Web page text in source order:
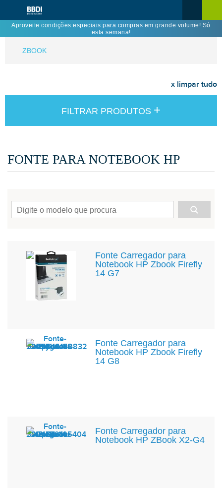
Aproveite condições especiais para compras em grande volume! Só
esta semana!
ZBOOK
x limpar tudo
FILTRAR PRODUTOS +
FONTE PARA NOTEBOOK HP
Fonte Carregador para
Notebook HP Zbook Firefly
14 G7
Fonte Carregador para
Notebook HP Zbook Firefly
14 G8
Fonte Carregador para
Notebook HP ZBook X2-G4